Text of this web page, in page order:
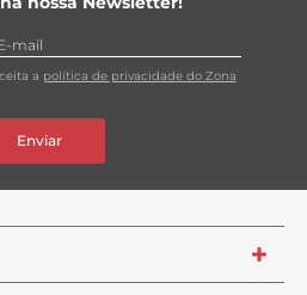
a política de privacidade do Zona
Enviar
+